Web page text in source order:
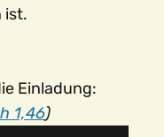
ist.
Einladung:
1,46)